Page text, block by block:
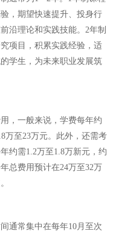
，期望快速提升、投身行
沿理论和实践技能。2年制
项目，积累实践经验，适
学生，为未来职业发展筑
，一般来说，学费每年约
万至23万元。此外，还需考
约需1.2万至1.8万新元，约
总费用预计在24万至32万
通常集中在每年10月至次